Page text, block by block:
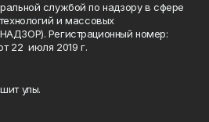
службой по надзору в сфере
и массовых
Регистрационный номер:
22 июля 2019 г.
улы.